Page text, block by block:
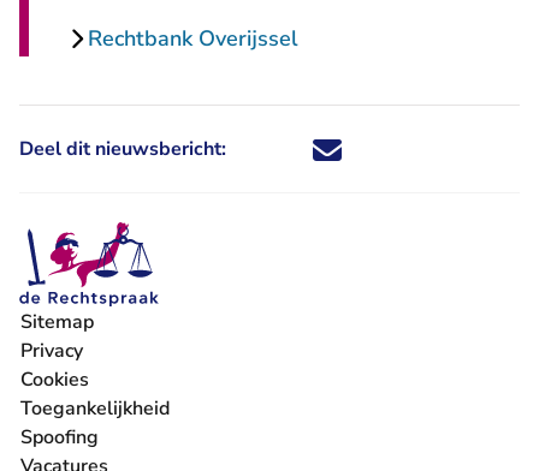
Rechtbank Overijssel
Deel dit nieuwsbericht: Deel dit nieuwsbericht via X -
Deel dit nieuwsbericht via
Deel dit nieuwsbericht
Deel dit
Sitemap
Privacy
Cookies
Toegankelijkheid
Spoofing